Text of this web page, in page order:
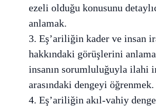
ezeli olduğu konusunu
anlamak.
3. Eş’ariliğin kader ve insan
hakkındaki görüşlerini
insanın sorumluluğuyla ilahi
arasındaki dengeyi öğrenmek.
4. Eş’ariliğin akıl-vahiy